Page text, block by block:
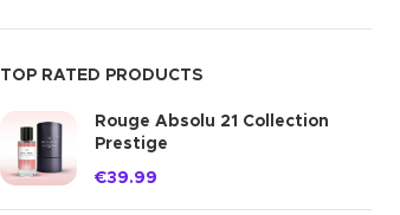
TOP RATED PRODUCTS
Rouge Absolu 21 Collection
Prestige
€39.99